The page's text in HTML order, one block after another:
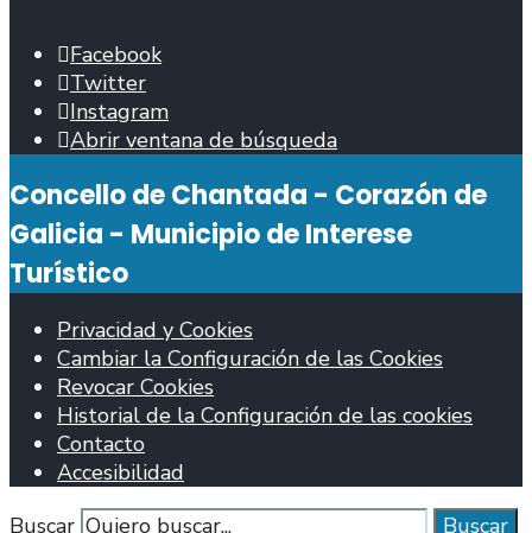
Facebook
Twitter
Instagram
Abrir ventana de búsqueda
Concello de Chantada - Corazón de
Galicia - Municipio de Interese
Turístico
Privacidad y Cookies
Cambiar la Configuración de las Cookies
Revocar Cookies
Historial de la Configuración de las cookies
Contacto
Accesibilidad
Buscar
Buscar